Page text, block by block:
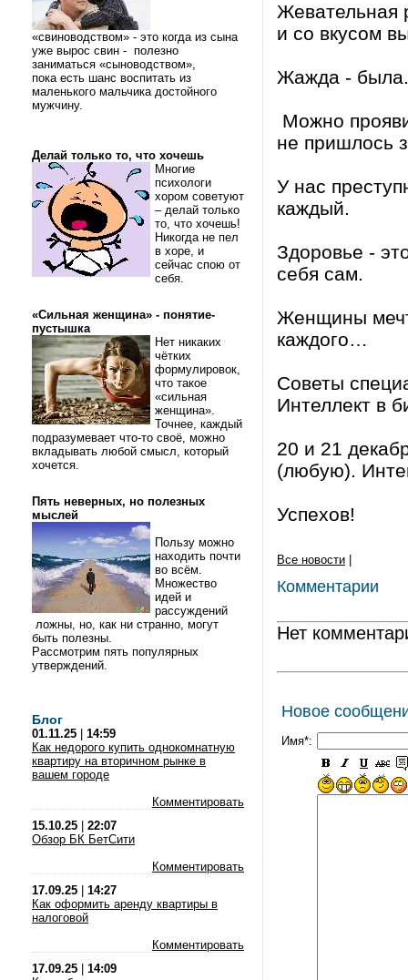
«свиноводством» - это когда из сына
уже вырос свин - полезно
заниматься «сыноводством»,
пока есть шанс воспитать из
маленького мальчика достойного
мужчину.
Делай только то, что хочешь
Многие
психологи
хором советуют
– делай только
то, что хочешь!
Никогда не пел
в хоре, и
сейчас спою от
себя.
«Сильная женщина» - понятие-
пустышка
Нет никаких
чётких
формулировок,
что такое
«сильная
женщина».
Точнее, каждый
подразумевает что-то своё, можно
вкладывать любой смысл, который
хочется.
Пять неверных, но полезных
мыслей
Пользу можно
находить почти
во всём.
Множество
идей и
рассуждений
ложны, но, как ни странно, могут
быть полезны.
Рассмотрим пять популярных
утверждений.
Блог
01.11.25
14:59
Как недорого купить однокомнатную
квартиру на вторичном рынке в
вашем городе
Комментировать
15.10.25
22:07
Обзор БК БетСити
Комментировать
17.09.25
14:27
Как оформить аренду квартиры в
налоговой
Комментировать
17.09.25
14:09
Жевательная
и со вкусом
Жажда -
Можно
не пришлось
У нас
каждый.
Здоровье -
себя сам.
Женщины
каждого…
Советы
Интеллект в
20 и 21
(любую).
Успехов!
Все новости
Комментарии
Нет
Новое
Имя*: